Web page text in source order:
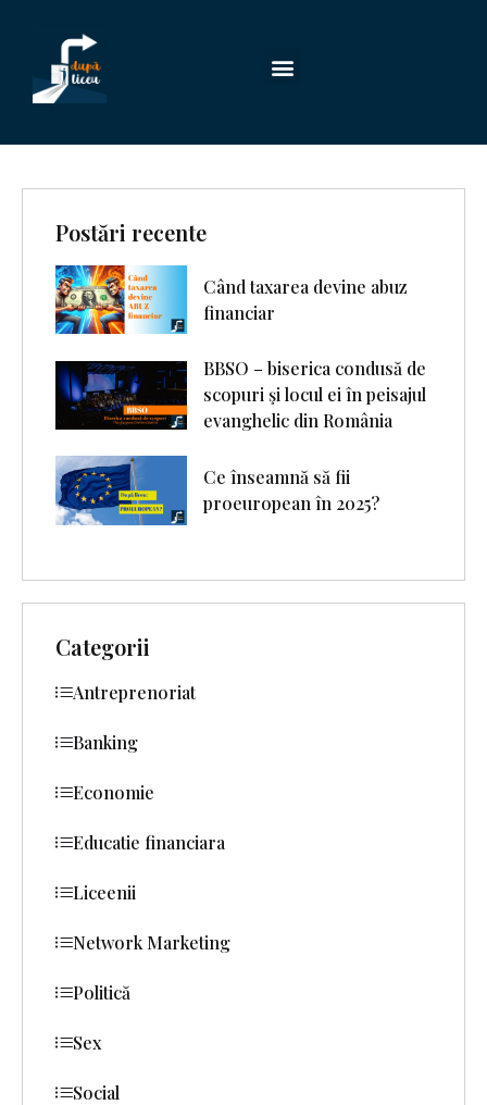
Postări recente
Când taxarea devine abuz
financiar
BBSO – biserica condusă de
scopuri şi locul ei în peisajul
evanghelic din România
Ce înseamnă să fii
proeuropean în 2025?
Categorii
Antreprenoriat
Banking
Economie
Educatie financiara
Liceenii
Network Marketing
Politică
Sex
Social